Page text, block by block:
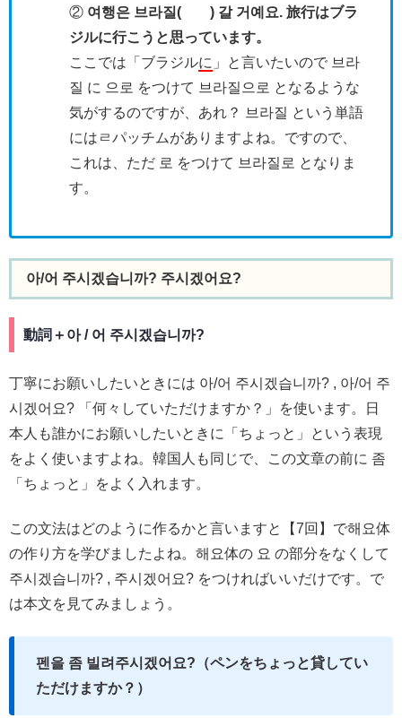
② 여행은 브라질( ) 갈 거예요. 旅行はブラ
ジルに行こうと思っています。
ここでは「ブラジルに 」と言いたいので 브라
질 に 으로 をつけて 브라질으로 となるような
気がするのですが、あれ？ 브라질 という単語
にはㄹパッチムがありますよね。ですので、
これは、ただ 로 をつけて 브라질로 となりま
す。
아/어 주시겠습니까? 주시겠어요?
動詞＋아 / 어 주시겠습니까?
丁寧にお願いしたいときには 아/어 주시겠습니까? , 아/어 주
시겠어요? 「何々していただけますか？」を使います。日
本人も誰かにお願いしたいときに「ちょっと」という表現
をよく使いますよね。韓国人も同じで、この文章の前に 좀
「ちょっと」をよく入れます。
この文法はどのように作るかと言いますと【7回】で해요体
の作り方を学びましたよね。해요体の 요 の部分をなくして
주시겠습니까? , 주시겠어요? をつければいいだけです。で
は本文を見てみましょう。
펜을 좀 빌려주시겠어요?（ペンをちょっと貸してい
ただけますか？）